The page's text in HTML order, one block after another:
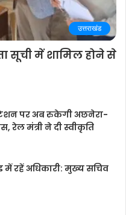
उत्तराखंड
सूची में शामिल होने से
पर अब रुकेगी अछनेरा-
रेल मंत्री ने दी स्वीकृति
में रहें अधिकारी: मुख्य सचिव